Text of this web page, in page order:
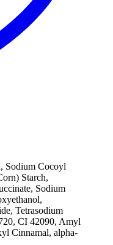
Sodium Cocoyl
Starch,
Sodium
Tetrasodium
CI 42090, Amyl
Cinnamal, alpha-